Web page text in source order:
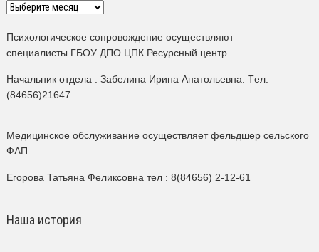
Архивы
Психологическое сопровождение осуществляют
специалисты ГБОУ ДПО ЦПК Ресурсный центр
Начальник отдела : Забелина Ирина Анатольевна. Tел.
(84656)21647
Медицинское обслуживание осуществляет фельдшер сельского
ФАП
Егорова Татьяна Феликсовна тел : 8(84656) 2-12-61
Наша история